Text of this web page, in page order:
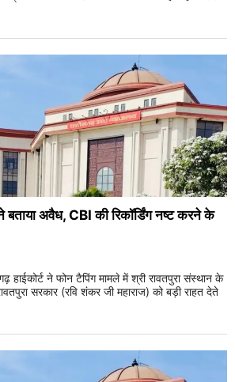
बताया अवैध, CBI की रिकॉर्डिंग नष्ट करने के
हाईकोर्ट ने फोन टैपिंग मामले में श्री रावतपुरा संस्थान के
सरकार (रवि शंकर जी महाराज) को बड़ी राहत देते